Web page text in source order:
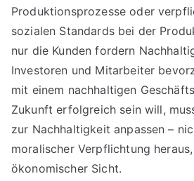
Produktionsprozesse oder
sozialen Standards bei der
nur die Kunden fordern
Investoren und Mitarbeiter
mit einem nachhaltigen
Zukunft erfolgreich sein will,
zur Nachhaltigkeit anpassen –
moralischer Verpflichtung
ökonomischer Sicht.